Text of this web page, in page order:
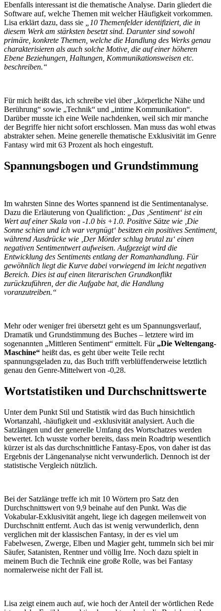
Ebenfalls interessant ist die thematische Analyse. Darin gliedert die
Software auf, welche Themen mit welcher Häufigkeit vorkommen.
Lisa erklärt dazu, dass sie „10 Themenfelder identifiziert, die in
diesem Werk am stärksten besetzt sind. Darunter sind sowohl
primäre, konkrete Themen, welche die Handlung des Werks genau
charakterisieren als auch solche Motive, die auf einer höheren
Ebene Beziehungen, Haltungen, Kommunikationsweisen etc.
beschreiben.“
Für mich heißt das, ich schreibe viel über „körperliche Nähe und
Berührung“ sowie „Technik“ und „intime Kommunikation“.
Darüber musste ich eine Weile nachdenken, weil sich mir manche
der Begriffe hier nicht sofort erschlossen. Man muss das wohl etwas
abstrakter sehen. Meine generelle thematische Exklusivität im Genre
Fantasy wird mit 63 Prozent als hoch eingestuft.
Spannungsbogen und Grundstimmung
Im wahrsten Sinne des Wortes spannend ist die Sentimentanalyse.
Dazu die Erläuterung von Qualifiction:
„Das ‚Sentiment‘ ist ein
Wert auf einer Skala von -1.0 bis +1.0. Positive Sätze wie ‚Die
Sonne schien und ich war vergnügt‘ besitzen ein positives Sentiment,
während Ausdrücke wie ‚Der Mörder schlug brutal zu‘ einen
negativen Sentimentwert aufweisen. Aufgezeigt wird die
Entwicklung des Sentiments entlang der Romanhandlung. Für
gewöhnlich liegt die Kurve dabei vorwiegend im leicht negativen
Bereich. Dies ist auf einen literarischen Grundkonflikt
zurückzuführen, der die Aufgabe hat, die Handlung
voranzutreiben.“
Mehr oder weniger frei übersetzt geht es um Spannungsverlauf,
Dramatik und Grundstimmung des Buches – letztere wird im
sogenannten „Mittleren Sentiment“ ermittelt. Für „Die Weltengang-
Maschine“ heißt das, es geht über weite Teile recht
spannungsgeladen zu, das Buch trifft verblüffenderweise letztlich
genau den Genre-Mittelwert von -0,28.
Wortstatistiken und Durchschnittswerte
Unter dem Punkt Stil und Statistik wird das Buch hinsichtlich
Wortanzahl, -häufigkeit und -exklusivität analysiert. Auch die
Satzlängen und der generelle Umfang des Wortschatzes werden
bewertet. Ich wusste vorher bereits, dass mein Roadtrip wesentlich
kürzer ist als das durchschnittliche Fantasy-Epos, von daher ist das
Ergebnis der Längenanalyse nicht verwunderlich. Dennoch ist der
statistische Vergleich nützlich.
Bei der Satzlänge treffe ich mit 10 Wörtern pro Satz den
Durchschnittswert von 9,9 beinahe auf den Punkt. Was die
Vokabular-Exklusivität angeht, liege ich dagegen meilenweit von
Durchschnitt entfernt. Auch das ist wenig verwunderlich, denn
verglichen mit der klassischen Fantasy, in der es viel um
Fabelwesen, Zwerge, Elben und Magier geht, tummeln sich bei mir
Säufer, Satanisten, Rentner und völlig Irre. Noch dazu spielt in
meinem Buch die Technik eine große Rolle, was bei Fantasy
normalerweise nicht der Fall ist.
Lisa zeigt einem auch auf, wie hoch der Anteil der wörtlichen Rede